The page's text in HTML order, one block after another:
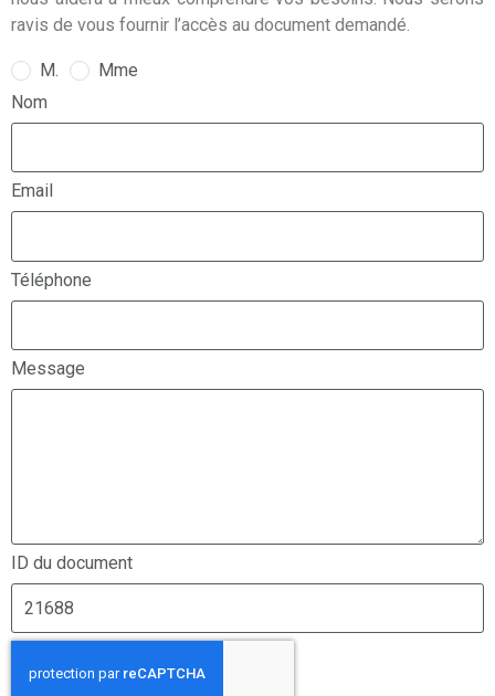
ravis de vous fournir l’accès au document demandé.
M.
Mme
Nom
Email
Téléphone
Message
ID du document